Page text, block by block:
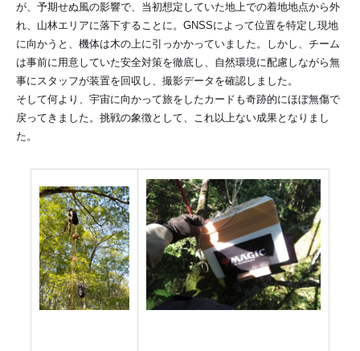
が、予期せぬ風の影響で、当初想定していた地上での着地地点から外
れ、山林エリアに落下することに。GNSSによって位置を特定し現地
に向かうと、機体は木の上に引っかかっていました。しかし、チーム
は事前に用意していた安全対策を徹底し、自然環境に配慮しながら無
事にスタッフが装置を回収し、撮影データを確認しました。
そして何より、宇宙に向かって旅をしたカードも奇跡的にほぼ無傷で
戻ってきました。挑戦の象徴として、これ以上ない成果となりまし
た。